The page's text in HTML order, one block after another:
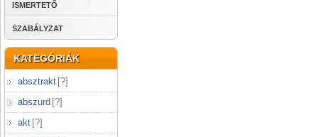
ISMERTETŐ
SZABÁLYZAT
KATEGÓRIÁK
absztrakt [?]
abszurd [?]
akt [?]